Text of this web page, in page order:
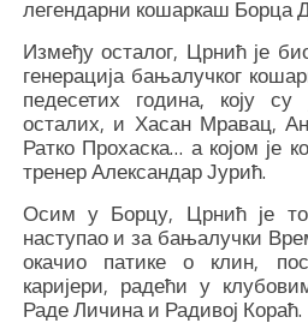
легендарни кошаркаш Борца
Између осталог, Црнић је
генерација бањалучког
педесетих година, коју
осталих, и Хасан Мравац,
Ратко Прохаска… а којом је
тренер Александар Јурић.
Осим у Борцу, Црнић је
наступао и за бањалучки
окачио патике о клин,
каријери, радећи у
Раде Личина и Радивој Кораћ.